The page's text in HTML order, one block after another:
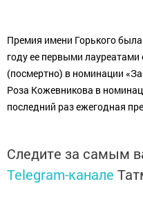
Премия имени Горького
году ее первыми
(посмертно) в номинации
Роза Кожевникова в
последний раз ежегодная
Следите за самым
Telegram-канале